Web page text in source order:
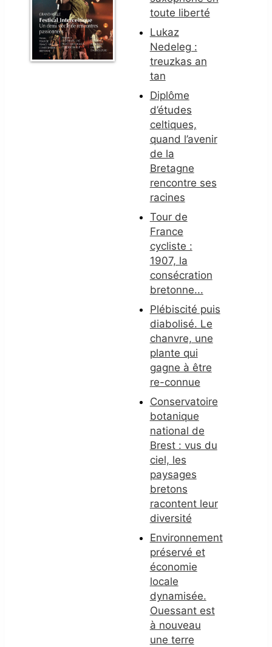
toute liberté
Lukaz
Nedeleg :
treuzkas an
tan
Diplôme
d’études
celtiques,
quand l’avenir
de la
Bretagne
rencontre ses
racines
Tour de
France
cycliste :
1907, la
consécration
bretonne...
Plébiscité puis
diabolisé. Le
chanvre, une
plante qui
gagne à être
re-connue
Conservatoire
botanique
national de
Brest : vus du
ciel, les
paysages
bretons
racontent leur
diversité
Environnement
préservé et
économie
locale
dynamisée.
Ouessant est
à nouveau
une terre